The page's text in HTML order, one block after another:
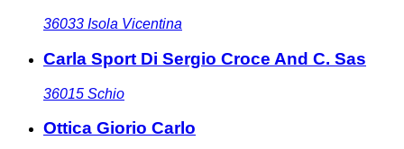
36033 Isola Vicentina
Carla Sport Di Sergio Croce And C. Sas
36015 Schio
Ottica Giorio Carlo